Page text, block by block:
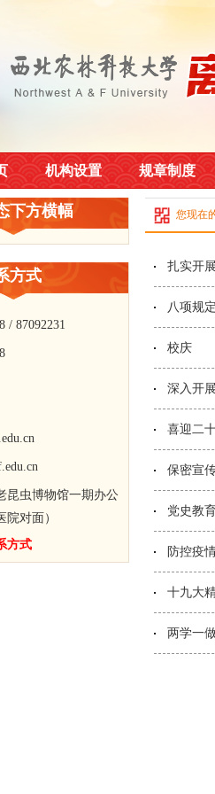
机构设置 规章制度
下方横幅
方式
/ 87092231
虫博物馆一期办公
对面）
方式
您现在
扎实开
八项规
校庆
深入开
喜迎二
保密宣
党史教育
防控疫
十九大
两学一